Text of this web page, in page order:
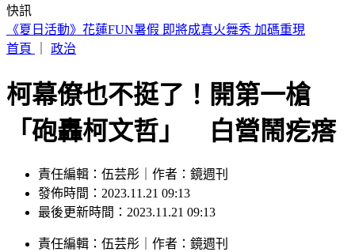
快訊
買手搖飲「發票中1000萬」！獎落南北2縣市 200萬也中
首頁
政治
柯幕僚也不挺了！開第一槍
「砲轟柯文哲」 白營鬧疙瘩
責任編輯：伍芸彤｜作者：鏡週刊
發佈時間：2023.11.21 09:13
最後更新時間：2023.11.21 09:13
責任編輯 ： 伍芸彤 作者 ： 鏡週刊